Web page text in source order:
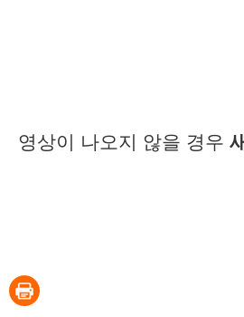
영상이 나오지 않을 경우